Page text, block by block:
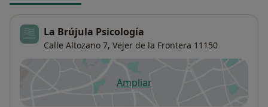
La Brújula Psicología
Calle Altozano 7, Vejer de la Frontera 11150
Ampliarse abre en una nueva